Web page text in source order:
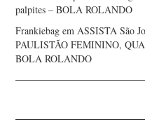
palpites – BOLA ROLANDO
Frankiebag emASSISTA São
PAULISTÃO FEMININO,
BOLA ROLANDO